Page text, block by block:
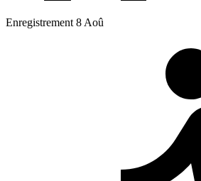
Enregistrement 8 Aoû